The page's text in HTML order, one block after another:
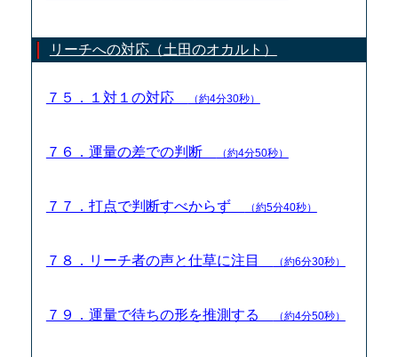
リーチへの対応（土田のオカルト）
７５．１対１の対応 （約4分30秒）
７６．運量の差での判断 （約4分50秒）
７７．打点で判断すべからず （約5分40秒）
７８．リーチ者の声と仕草に注目 （約6分30秒）
７９．運量で待ちの形を推測する （約4分50秒）